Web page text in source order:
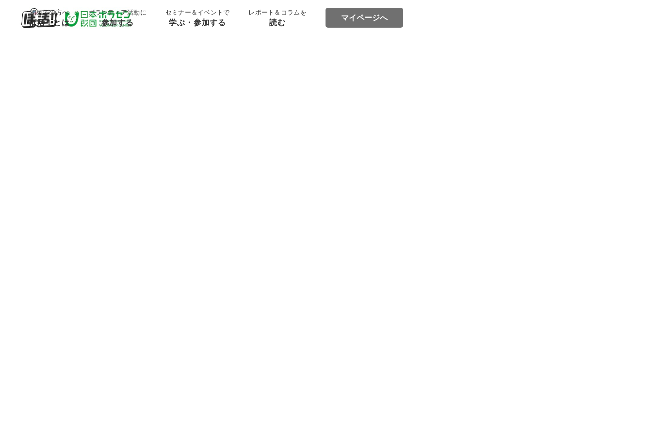
初めての方へ
ぼ活！とは
ボランティア活動に
参加する
セミナー＆イベントで
学ぶ・参加する
レポート＆コラムを
読む
マイページへ